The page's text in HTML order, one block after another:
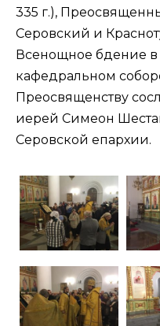
335 г.),
Серовский и
Всенощное бдение
кафедральном
Преосвященству
иерей Симеон
Серовской епархии.